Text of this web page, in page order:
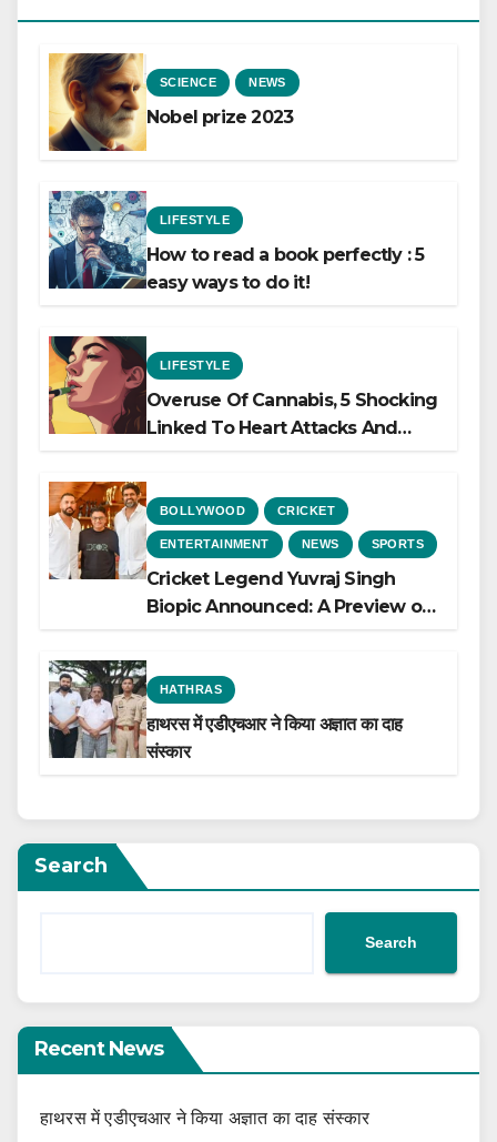
SCIENCE NEWS
Nobel prize 2023
LIFESTYLE
How to read a book perfectly : 5
easy ways to do it!
LIFESTYLE
Overuse Of Cannabis, 5 Shocking
Linked To Heart Attacks And
BOLLYWOOD CRICKET
ENTERTAINMENT NEWS SPORTS
Cricket Legend Yuvraj Singh
Biopic Announced: A Preview of
HATHRAS
हाथरस में एडीएचआर ने किया अज्ञात का दाह
संस्कार
Search
Search
Recent News
हाथरस में एडीएचआर ने किया अज्ञात का दाह संस्कार